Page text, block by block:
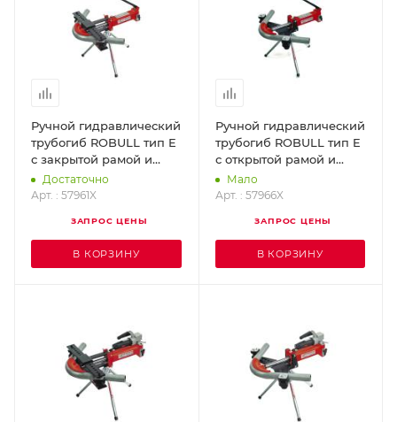
Ручной гидравлический
трубогиб ROBULL тип E
с закрытой рамой и
принадлежностями 3/8 -
2" (Робулл)
Достаточно
Арт. : 57961X
ЗАПРОС ЦЕНЫ
В КОРЗИНУ
Ручной гидравлический
трубогиб ROBULL тип E
с открытой рамой и
принадлежностями 3/8 -
2" (Робулл)
Мало
Арт. : 57966X
ЗАПРОС ЦЕНЫ
В КОРЗИНУ